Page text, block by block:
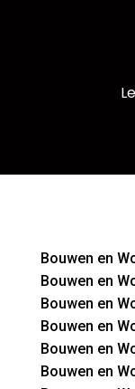
Bouwen en
Bouwen en
Bouwen en
Bouwen en
Bouwen en
Bouwen en